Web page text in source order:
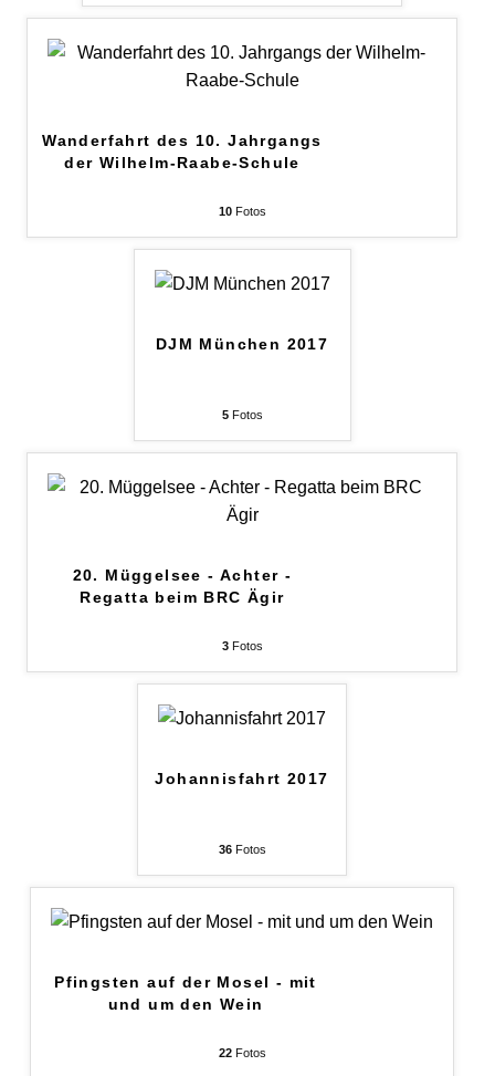
Wanderfahrt des 10. Jahrgangs
der Wilhelm-Raabe-Schule
10Fotos
DJM München 2017
5Fotos
20. Müggelsee - Achter -
Regatta beim BRC Ägir
3Fotos
Johannisfahrt 2017
36Fotos
Pfingsten auf der Mosel - mit
und um den Wein
22Fotos